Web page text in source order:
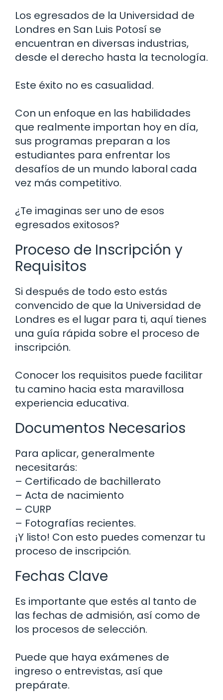
Los egresados de la Universidad de
Londres en San Luis Potosí se
encuentran en diversas industrias,
desde el derecho hasta la tecnología.
Este éxito no es casualidad.
Con un enfoque en las habilidades
que realmente importan hoy en día,
sus programas preparan a los
estudiantes para enfrentar los
desafíos de un mundo laboral cada
vez más competitivo.
¿Te imaginas ser uno de esos
egresados exitosos?
Proceso de Inscripción y
Requisitos
Si después de todo esto estás
convencido de que la Universidad de
Londres es el lugar para ti, aquí tienes
una guía rápida sobre el proceso de
inscripción.
Conocer los requisitos puede facilitar
tu camino hacia esta maravillosa
experiencia educativa.
Documentos Necesarios
Para aplicar, generalmente
necesitarás:
– Certificado de bachillerato
– Acta de nacimiento
– CURP
– Fotografías recientes.
¡Y listo! Con esto puedes comenzar tu
proceso de inscripción.
Fechas Clave
Es importante que estés al tanto de
las fechas de admisión, así como de
los procesos de selección.
Puede que haya exámenes de
ingreso o entrevistas, así que
prepárate.